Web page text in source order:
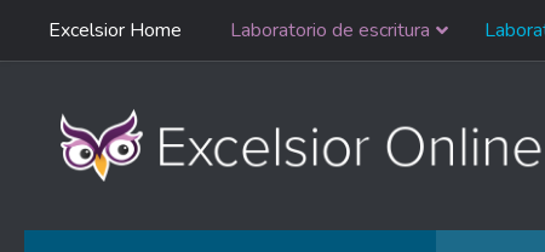
Ir al contenido
navegación
Excelsior Home Laboratorio de escritura